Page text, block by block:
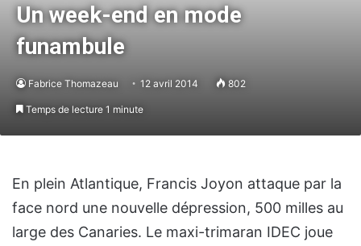
Un week-end en mode
funambule
Fabrice Thomazeau 12 avril 2014 802
Temps de lecture 1 minute
En plein Atlantique, Francis Joyon attaque par la
face nord une nouvelle dépression, 500 milles au
large des Canaries. Le maxi-trimaran IDEC joue